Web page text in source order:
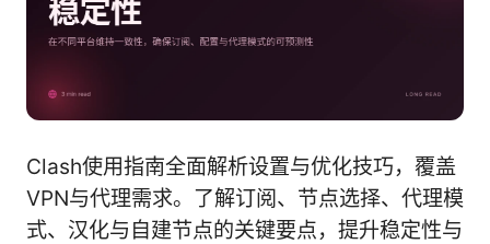
Clash使用指南全面解析设置与优化技巧，覆盖
VPN与代理需求。了解订阅、节点选择、代理模
式、汉化与自建节点的关键要点，提升稳定性与